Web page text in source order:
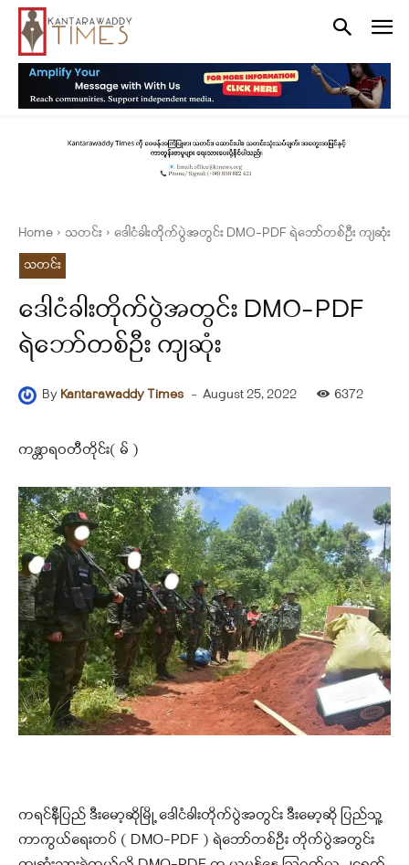
Home သတင်း
ဒေါငံခါးတိုက်ပွဲအတွင်း DMO-PDF ရဲဘော်တစ်ဦး ကျဆုံး
သတင်း
ဒေါငံခါးတိုက်ပွဲအတွင်း DMO-PDF
ရဲဘော်တစ်ဦး ကျဆုံး
By Kantarawaddy Times - August 25, 2022 6372
ကန္တာရဝတီတိုင်း( မ် )
ကရင်နီပြည် ဒီးမော့ဆိုမြို့ ဒေါငံခါးတိုက်ပွဲအတွင်း ဒီးမော့ဆို ပြည်သူ့
ကာကွယ်ရေးတပ် ( DMO-PDF ) ရဲဘော်တစ်ဦး တိုက်ပွဲအတွင်း